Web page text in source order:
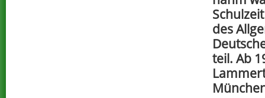
des
teil. Ab